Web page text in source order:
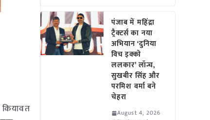
पंजाब में महिंद्रा
ट्रैक्टर्स का नया
अभियान ‘दुनिया
विच इक्को
ललकार’ लॉन्च,
सुखबीर सिंह और
परमिश वर्मा बने
चेहरा
August 4, 2026